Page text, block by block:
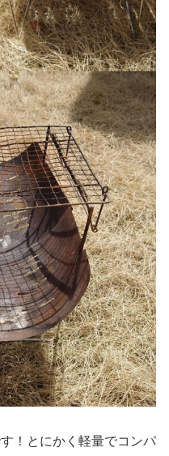
！とにかく軽量でコンパ